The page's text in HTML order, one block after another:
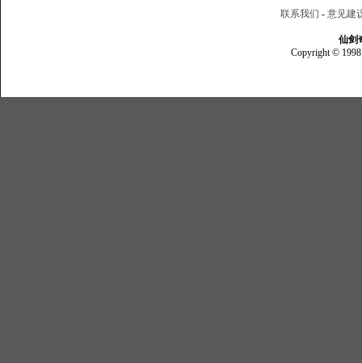
联系我们 - 意见建
仙剑
Copyright © 1998